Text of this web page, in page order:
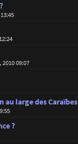
2010 09:07
au large des Caraïbes
?